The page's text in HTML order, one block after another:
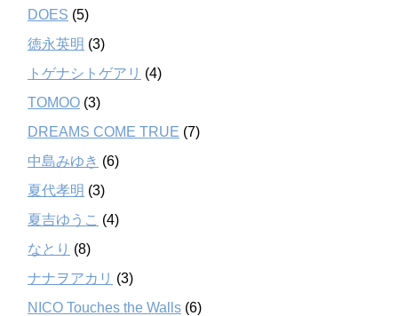
DOES (5)
徳永英明 (3)
トゲナシトゲアリ (4)
TOMOO (3)
DREAMS COME TRUE (7)
中島みゆき (6)
夏代孝明 (3)
夏吉ゆうこ (4)
なとり (8)
ナナヲアカリ (3)
NICO Touches the Walls (6)